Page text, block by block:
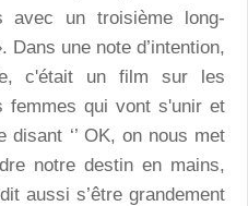
un troisième long-
une note d’intention,
c'était un film sur les
femmes qui vont s'unir et
‘’ OK, on nous met
notre destin en mains,
aussi s’être grandement